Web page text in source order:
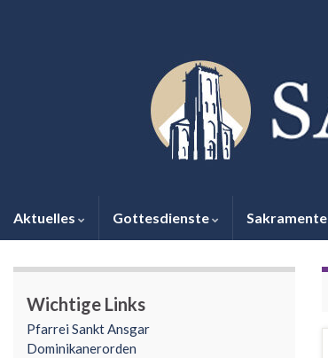
Aktuelles Gottesdienste Sakramente
Wichtige Links
Pfarrei Sankt Ansgar
Dominikanerorden